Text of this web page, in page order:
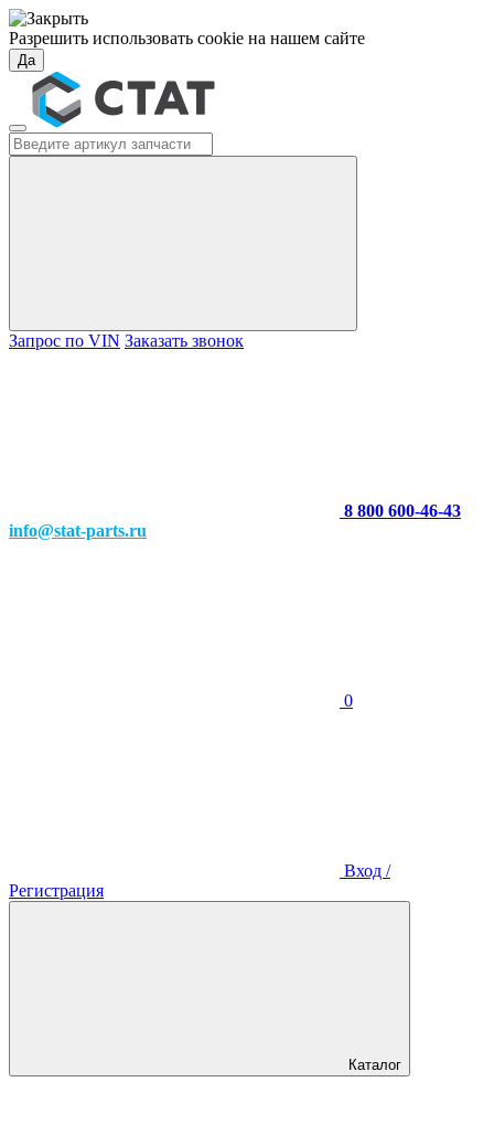
Разрешить использовать cookie на нашем сайте
Да
Запрос по VIN Заказать звонок
8 800 600-46-43
info@stat-parts.ru
0
Вход /
Регистрация
Каталог